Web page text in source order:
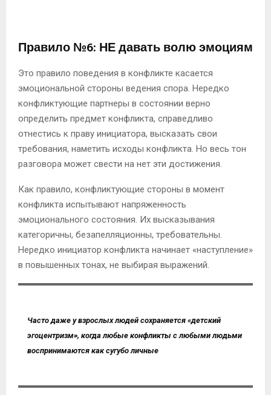
Правило №6: НЕ давать волю эмоциям
Это правило поведения в конфликте касается
эмоциональной стороны ведения спора. Нередко
конфликтующие партнеры в состоянии верно
определить предмет конфликта, справедливо
отнестись к праву инициатора, высказать свои
требования, наметить исходы конфликта. Но весь тон
разговора может свести на нет эти достижения.
Как правило, конфликтующие стороны в момент
конфликта испытывают напряженность
эмоционального состояния. Их высказывания
категоричны, безапелляционны, требовательны.
Нередко инициатор конфликта начинает «наступление»
в повышенных тонах, не выбирая выражений.
Часто даже у взрослых людей сохраняется «детский
эгоцентризм», когда любые конфликты с любыми людьми
воспринимаются как сугубо личные